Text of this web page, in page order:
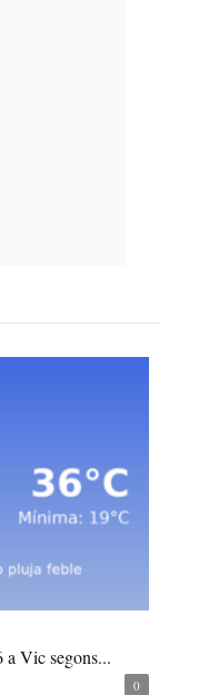
a Vic segons...
0